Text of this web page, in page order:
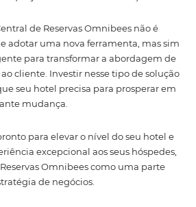
diretas. Isso pode incluir
para reservas diretas e o uso
tráfego ao site do hotel. A Central
pode ser um grande aliada nesse
para criar e gerenciar essas
contínua dos dados gerados pela
Monitorar métricas como taxa de